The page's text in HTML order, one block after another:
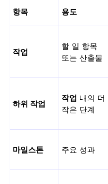
항목 용도
작업
할 일 항목
또는 산출물
하위 작업
작업 내의 더
작은 단계
마일스톤 주요 성과